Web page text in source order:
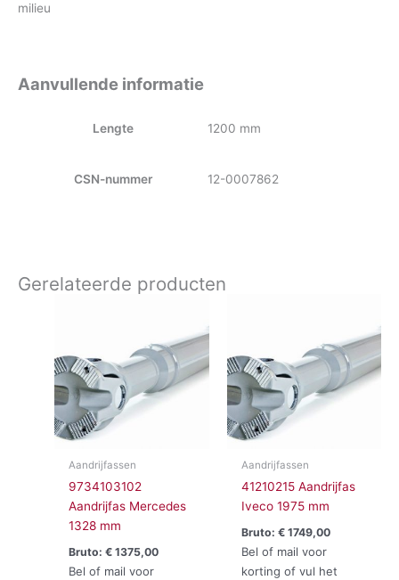
milieu
Aanvullende informatie
Lengte 1200 mm
CSN-nummer 12-0007862
Gerelateerde producten
Aandrijfassen
9734103102
Aandrijfas Mercedes
1328 mm
Bruto:€ 1375,00
Bel of mail voor
Aandrijfassen
41210215 Aandrijfas
Iveco 1975 mm
Bruto: €1749,00
Bel of mail voor
korting of vul het